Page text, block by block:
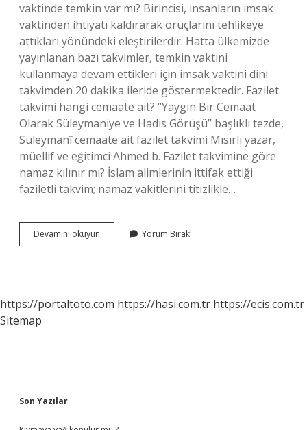
vaktinde temkin var mı? Birincisi, insanların imsak
vaktinden ihtiyatı kaldırarak oruçlarını tehlikeye
attıkları yönündeki eleştirilerdir. Hatta ülkemizde
yayınlanan bazı takvimler, temkin vaktini
kullanmaya devam ettikleri için imsak vaktini dini
takvimden 20 dakika ileride göstermektedir. Fazilet
takvimi hangi cemaate ait? “Yaygın Bir Cemaat
Olarak Süleymaniye ve Hadis Görüşü” başlıklı tezde,
Süleymanî cemaate ait fazilet takvimi Mısırlı yazar,
müellif ve eğitimci Ahmed b. Fazilet takvimine göre
namaz kılınır mı? İslam alimlerinin ittifak ettiği
faziletli takvim; namaz vakitlerini titizlikle…
Devamını okuyun
Vakti
Yorum Bırak
https://portaltoto.com https://hasi.com.tr https://ecis.com.tr
Sitemap
Sidebar
Son Yazılar